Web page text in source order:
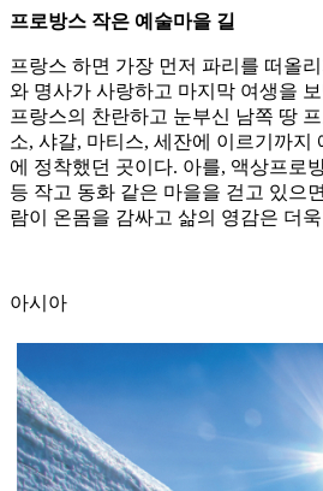
프로방스 작은 예술마을 길
프랑스 하면 가장 먼저 파리를 떠올
와 명사가 사랑하고 마지막 여생을
프랑스의 찬란하고 눈부신 남쪽 땅
소, 샤갈, 마티스, 세잔에 이르기까지
에 정착했던 곳이다. 아를, 액상프로
등 작고 동화 같은 마을을 걷고 있으
람이 온몸을 감싸고 삶의 영감은 더
아시아